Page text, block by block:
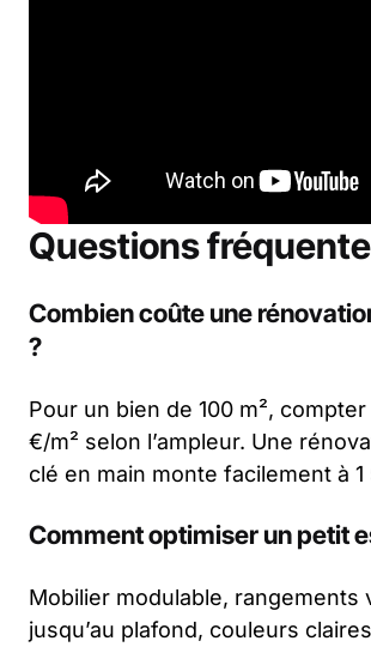
Questions
Combien coûte une
?
Pour un bien de 100 m²,
€/m² selon l’ampleur. Une
clé en main monte facilement à 1
Comment optimiser un petit
Mobilier modulable, rangements
jusqu’au plafond, couleurs